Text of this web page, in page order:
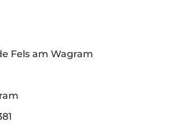
Fels am Wagram